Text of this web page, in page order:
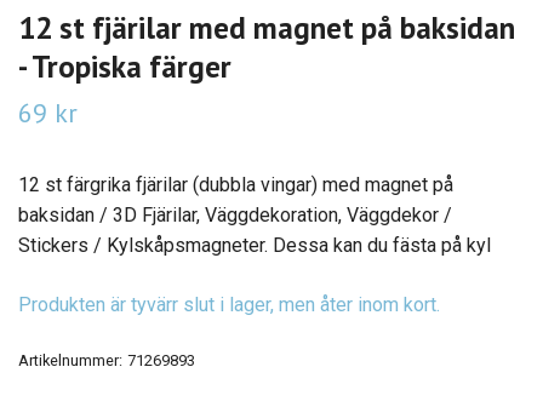
12 st fjärilar med magnet på baksidan
- Tropiska färger
69 kr
12 st färgrika fjärilar (dubbla vingar) med magnet på
baksidan / 3D Fjärilar, Väggdekoration, Väggdekor /
Stickers / Kylskåpsmagneter. Dessa kan du fästa på kyl
Produkten är tyvärr slut i lager, men åter inom kort.
Artikelnummer: 71269893